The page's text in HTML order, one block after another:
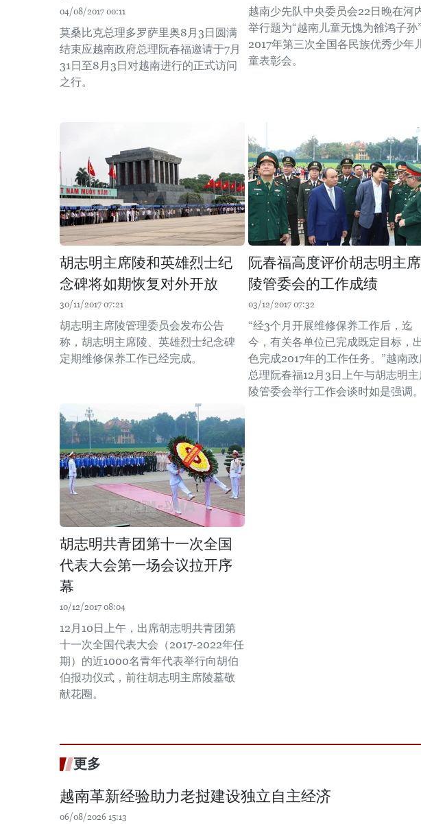
04/08/2017 00:11
莫桑比克总理多罗萨里奥8月3日圆满
结束应越南政府总理阮春福邀请于7月
31日至8月3日对越南进行的正式访问
之行。
越南少先队中央委员会22日晚在河
举行题为“越南儿童无愧为雒鸿子孙
2017年第三次全国各民族优秀少年
童表彰会。
胡志明主席陵和英雄烈士纪
念碑将如期恢复对外开放
30/11/2017 07:21
胡志明主席陵管理委员会发布公告
称，胡志明主席陵、英雄烈士纪念碑
定期维修保养工作已经完成。
阮春福高度评价胡志明主席
陵管委会的工作成绩
03/12/2017 07:32
“经3个月开展维修保养工作后，迄
今，有关各单位已完成既定目标，
色完成2017年的工作任务。”越南
总理阮春福12月3日上午与胡志明
陵管委会举行工作会谈时如是强调。
胡志明共青团第十一次全国
代表大会第一场会议拉开序
幕
10/12/2017 08:04
12月10日上午，出席胡志明共青团第
十一次全国代表大会（2017-2022年任
期）的近1000名青年代表举行向胡伯
伯报功仪式，前往胡志明主席陵墓敬
献花圈。
更多
越南革新经验助力老挝建设独立自主经济
06/08/2026 15:13